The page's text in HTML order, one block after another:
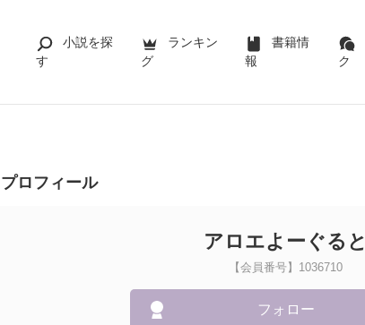
小説を探
す
ランキン
グ
書籍情
報
ク
プロフィール
アロエよーぐると
【会員番号】1036710
フォロー